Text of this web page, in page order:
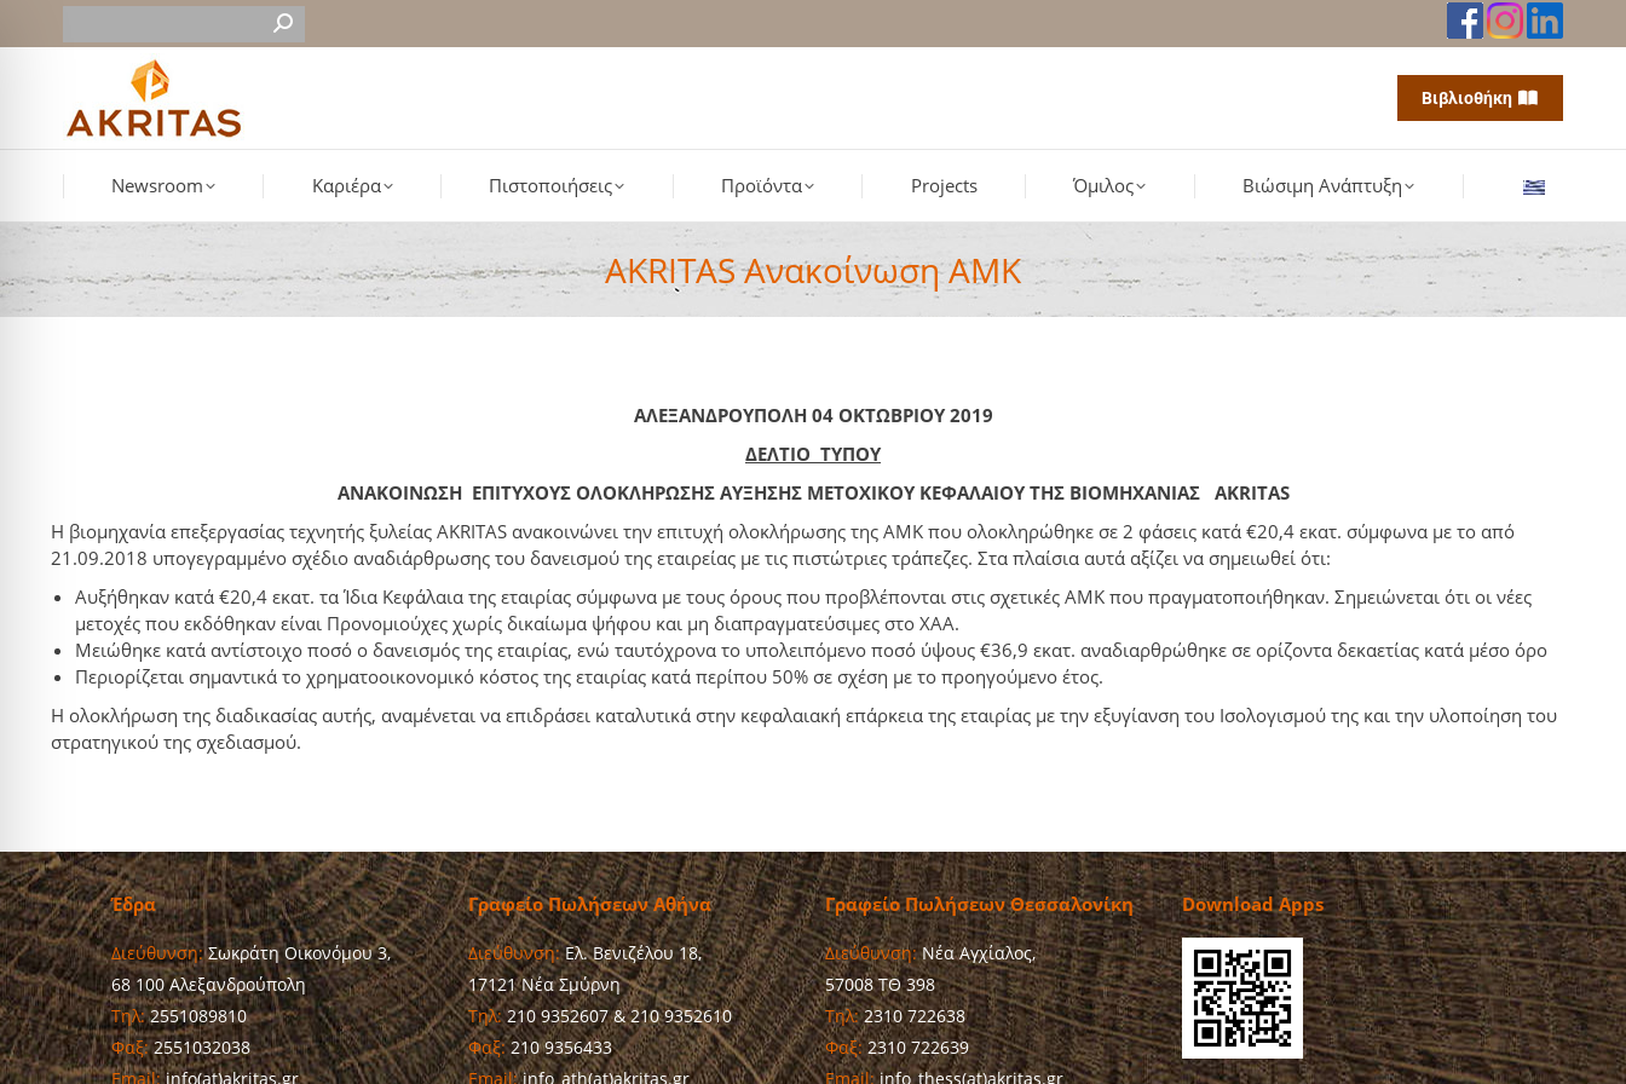
Βιβλιοθήκη
Newsroom Καριέρα Πιστοποιήσεις Προϊόντα Projects Όμιλος Βιώσιμη Ανάπτυξη
AKRITAS Ανακοίνωση AMK
ΑΛΕΞΑΝΔΡΟΥΠΟΛΗ 04 ΟΚΤΩΒΡΙΟΥ 2019
ΔΕΛΤΙΟ ΤΥΠΟΥ
ΑΝΑΚΟΙΝΩΣΗ ΕΠΙΤΥΧΟΥΣ ΟΛΟΚΛΗΡΩΣΗΣ ΑΥΞΗΣΗΣ ΜΕΤΟΧΙΚΟΥ ΚΕΦΑΛΑΙΟΥ ΤΗΣ ΒΙΟΜΗΧΑΝΙΑΣ ΑΚRITAS
Η βιομηχανία επεξεργασίας τεχνητής ξυλείας AKRITAS ανακοινώνει την επιτυχή ολοκλήρωσης της ΑΜΚ που ολοκληρώθηκε σε 2 φάσεις κατά €20,4 εκατ. σύμφωνα με το από
21.09.2018 υπογεγραμμένο σχέδιο αναδιάρθρωσης του δανεισμού της εταιρείας με τις πιστώτριες τράπεζες. Στα πλαίσια αυτά αξίζει να σημειωθεί ότι:
Αυξήθηκαν κατά €20,4 εκατ. τα Ίδια Κεφάλαια της εταιρίας σύμφωνα με τους όρους που προβλέπονται στις σχετικές ΑΜΚ που πραγματοποιήθηκαν. Σημειώνεται ότι οι νέες
μετοχές που εκδόθηκαν είναι Προνομιούχες χωρίς δικαίωμα ψήφου και μη διαπραγματεύσιμες στο ΧΑΑ.
Μειώθηκε κατά αντίστοιχο ποσό ο δανεισμός της εταιρίας, ενώ ταυτόχρονα το υπολειπόμενο ποσό ύψους €36,9 εκατ. αναδιαρθρώθηκε σε ορίζοντα δεκαετίας κατά μέσο όρο
Περιορίζεται σημαντικά το χρηματοοικονομικό κόστος της εταιρίας κατά περίπου 50% σε σχέση με το προηγούμενο έτος.
Η ολοκλήρωση της διαδικασίας αυτής, αναμένεται να επιδράσει καταλυτικά στην κεφαλαιακή επάρκεια της εταιρίας με την εξυγίανση του Ισολογισμού της και την υλοποίηση του
στρατηγικού της σχεδιασμού.
Έδρα
Διεύθυνση:Σωκράτη Οικονόμου 3,
68 100 Αλεξανδρούπολη
Τηλ:2551089810
Φαξ:2551032038
Email:info(at)akritas.gr
Γραφείο Πωλήσεων Αθήνα
Διεύθυνση:Ελ. Βενιζέλου 18,
17121 Νέα Σμύρνη
Τηλ:210 9352607 & 210 9352610
Φαξ:210 9356433
Email:info_ath(at)akritas.gr
Γραφείο Πωλήσεων Θεσσαλονίκη
Διεύθυνση:Νέα Αγχίαλος,
57008 ΤΘ 398
Τηλ:2310 722638
Φαξ:2310 722639
Email:info_thess(at)akritas.gr
Download Apps